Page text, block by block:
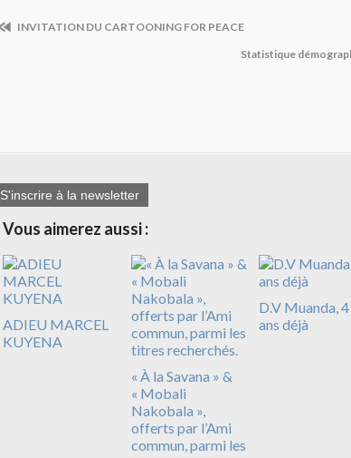
INVITATION DU CARTOONING FOR PEACE
Statistique
S'inscrire à la newsletter
Vous aimerez aussi :
ADIEU MARCEL
KUYENA
« À la Savana » &
« Mobali
Nakobala »,
offerts par l’Ami
commun, parmi les
D.V Muanda,
ans déjà